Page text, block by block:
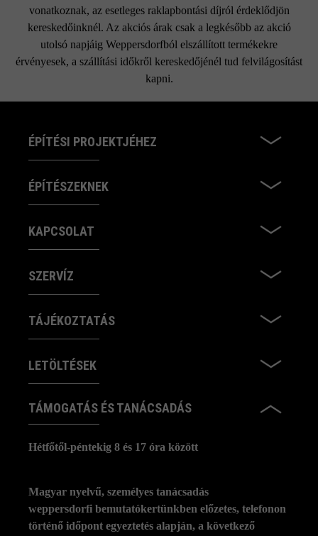
vonatkoznak, az esetleges raklapbontási díjról érdeklődjön
kereskedőinknél. Az akciós árak csak a legkésőbb az akció
utolsó napjáig Weppersdorfból elszállított termékekre
érvényesek, a szállítási időkről kereskedőjénél tud felvilágosítást
kapni.
ÉPÍTÉSI PROJEKTJÉHEZ
ÉPÍTÉSZEKNEK
KAPCSOLAT
SZERVÍZ
TÁJÉKOZTATÁS
LETÖLTÉSEK
TÁMOGATÁS ÉS TANÁCSADÁS
Hétfőtől-péntekig 8 és 17 óra között
Magyar nyelvű, személyes tanácsadás
weppersdorfi bemutatókertünkben előzetes, telefonon
történő időpont egyeztetés alapján, a következő